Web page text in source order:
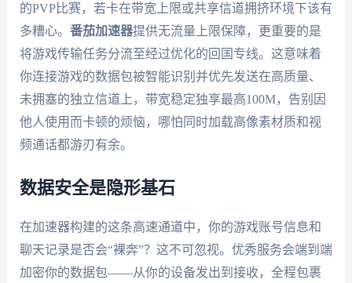
的PVP比赛，若卡在带宽上限或共享信道拥挤环境下该有
多糟心。 番茄加速器提供无流量上限保障，更重要的是
将游戏传输任务分流至经过优化的回国专线。这意味着
你连接游戏的数据包被智能识别并优先发送在高质量、
未拥塞的独立信道上，带宽稳定独享最高100M，告别因
他人使用而卡顿的烦恼，哪怕同时加载高像素材质和视
频通话都游刃有余。
数据安全是隐形基石
在加速器构建的这条高速通道中，你的游戏账号信息和
聊天记录是否会“裸奔”？这不可忽视。优秀服务会端到端
加密你的数据包——从你的设备发出到接收，全程包裹